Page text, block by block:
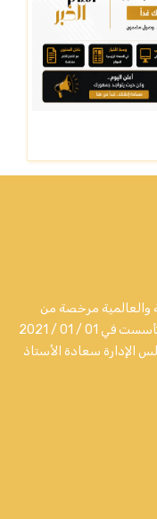
والعالمية مرخصة من
الهيئة العامة لتنظيم الإعلام رقم (1100666) تأسست في 01 / 01 / 2021
الإدارة سعادة الأستاذ